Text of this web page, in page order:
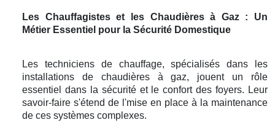
Les Chauffagistes et les Chaudières à Gaz : Un
Métier Essentiel pour la Sécurité Domestique
Les techniciens de chauffage, spécialisés dans les
installations de chaudières à gaz, jouent un rôle
essentiel dans la sécurité et le confort des foyers. Leur
savoir-faire s'étend de l'mise en place à la maintenance
de ces systèmes complexes.